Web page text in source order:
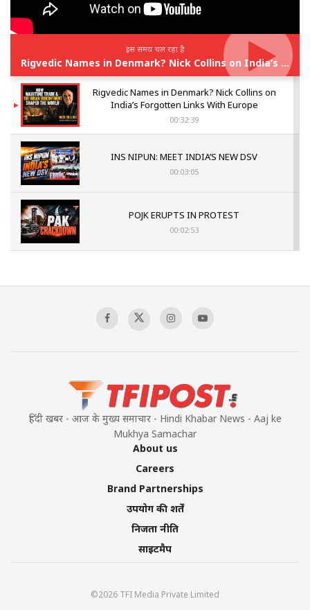
इस समय चल रहा है
Rigvedic Names in Denmark? Nick Collins on India’s Forgotten Links With Europe
Rigvedic Names in Denmark? Nick Collins on
India’s Forgotten Links With Europe
00:32:39
INS NIPUN: MEET INDIA’S NEW DSV
00:03:05
POJK ERUPTS IN PROTEST
00:02:53
Sagar
हिंदी खबर - आज के मुख्य समाचार - Hindi Khabar News - Aaj ke
Mukhya Samachar
About us
Careers
Brand Partnerships
उपयोग की शर्तें
निजता नीति
साइटमैप
©2026 TFI Media Private Limited